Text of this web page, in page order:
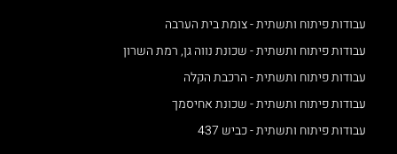
עבודות פיתוח ותשתית - צומת בית הערבה
עבודות פיתוח ותשתית - שכונת נווה גן, רמת השרון
עבודות פיתוח ותשתית - הרכבת הקלה
עבודות פיתוח ותשתית - שכונת אחיסמך
עבודות פיתוח ותשתית - כביש 437